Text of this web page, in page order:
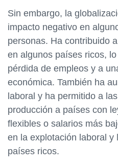
Sin embargo, la
impacto negativo en
personas. Ha contribuido
en algunos países ricos,
pérdida de empleos y a
económica. También ha
laboral y ha permitido a
producción a países con
flexibles o salarios más
en la explotación laboral y
países ricos.